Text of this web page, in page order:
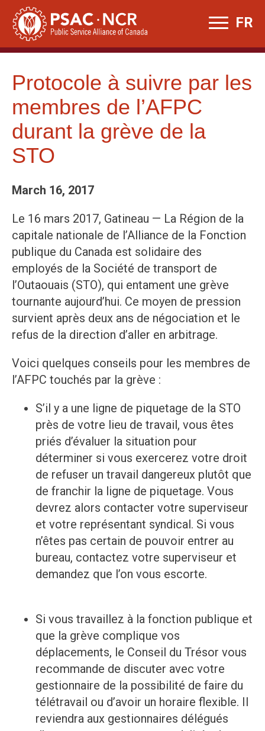
Skip
content
FR
Protocole à suivre par les
membres de l’AFPC
durant la grève de la
STO
March 16, 2017
Le 16 mars 2017, Gatineau — La Région de la
capitale nationale de l’Alliance de la Fonction
publique du Canada est solidaire des
employés de la Société de transport de
l’Outaouais (STO), qui entament une grève
tournante aujourd’hui. Ce moyen de pression
survient après deux ans de négociation et le
refus de la direction d’aller en arbitrage.
Voici quelques conseils pour les membres de
l’AFPC touchés par la grève :
S’il y a une ligne de piquetage de la STO
près de votre lieu de travail, vous êtes
priés d’évaluer la situation pour
déterminer si vous exercerez votre droit
de refuser un travail dangereux plutôt que
de franchir la ligne de piquetage. Vous
devrez alors contacter votre superviseur
et votre représentant syndical. Si vous
n’êtes pas certain de pouvoir entrer au
bureau, contactez votre superviseur et
demandez que l’on vous escorte.
Si vous travaillez à la fonction publique et
que la grève complique vos
déplacements, le Conseil du Trésor vous
recommande de discuter avec votre
gestionnaire de la possibilité de faire du
télétravail ou d’avoir un horaire flexible. Il
reviendra aux gestionnaires délégués